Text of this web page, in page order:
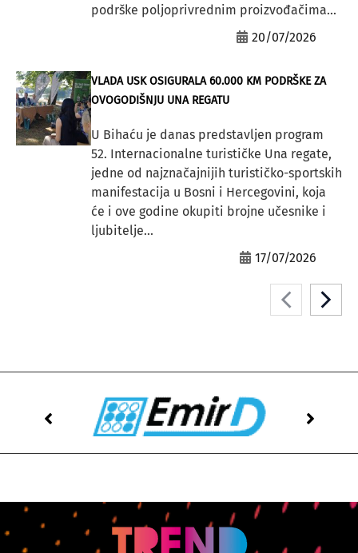
podrške poljoprivrednim proizvođačima...
20/07/2026
VLADA USK OSIGURALA 60.000 KM PODRŠKE ZA
OVOGODIŠNJU UNA REGATU
U Bihaću je danas predstavljen program
52. Internacionalne turističke Una regate,
jedne od najznačajnijih turističko-sportskih
manifestacija u Bosni i Hercegovini, koja
će i ove godine okupiti brojne učesnike i
ljubitelje...
17/07/2026